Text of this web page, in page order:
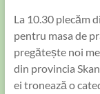
La 10.30 plecăm
pentru masa de
pregătește noi
din provincia
ei tronează o